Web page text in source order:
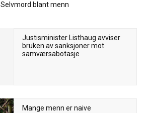
Selvmord blant menn
Justisminister Listhaug avviser
bruken av sanksjoner mot
samværsabotasje
Mange menn er naive